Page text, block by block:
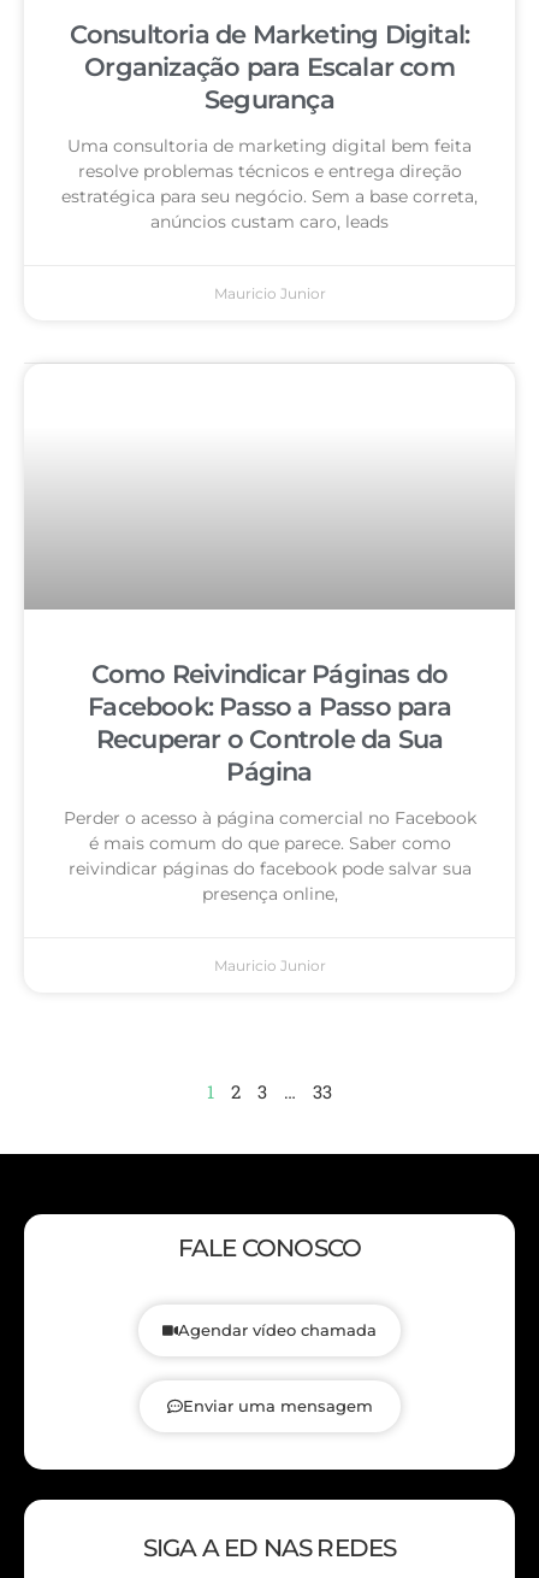
Consultoria de Marketing Digital:
Organização para Escalar com
Segurança
Uma consultoria de marketing digital bem feita
resolve problemas técnicos e entrega direção
estratégica para seu negócio. Sem a base correta,
anúncios custam caro, leads
Mauricio Junior
Como Reivindicar Páginas do
Facebook: Passo a Passo para
Recuperar o Controle da Sua
Página
Perder o acesso à página comercial no Facebook
é mais comum do que parece. Saber como
reivindicar páginas do facebook pode salvar sua
presença online,
Mauricio Junior
1 2 3 … 33
FALE CONOSCO
Agendar vídeo chamada
Enviar uma mensagem
SIGA A ED NAS REDES